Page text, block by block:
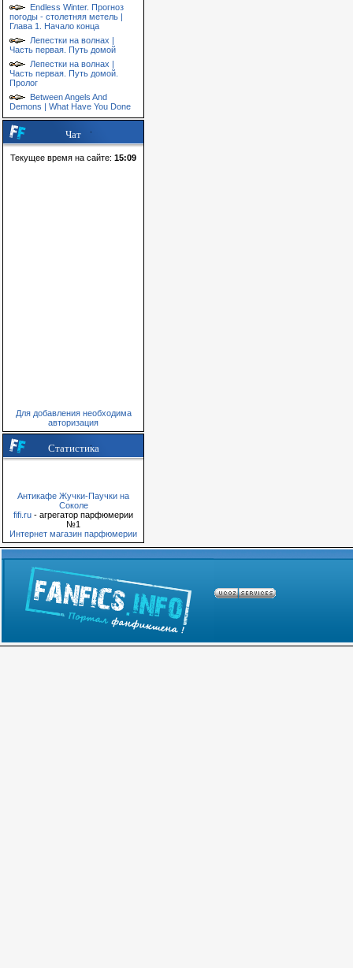
Endless Winter. Прогноз
погоды - столетняя метель |
Глава 1. Начало конца
Лепестки на волнах |
Часть первая. Путь домой
Лепестки на волнах |
Часть первая. Путь домой.
Пролог
Between Angels And
Demons | What Have You Done
Чат
Текущее время на сайте: 15:09
Для добавления необходима
авторизация
Статистика
Антикафе Жучки-Паучки на
Соколе
fifi.ru - агрегатор парфюмерии
№1
Интернет магазин парфюмерии